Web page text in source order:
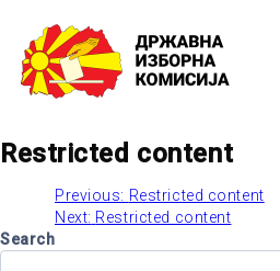
content
Restricted content
Post
navigation
Previous: Restricted content
Next: Restricted content
Search